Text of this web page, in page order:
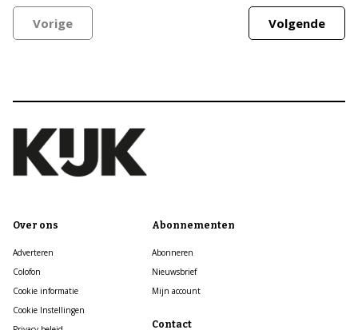
Vorige Volgende
Over ons
Adverteren
Colofon
Cookie informatie
Cookie Instellingen
Abonnementen
Abonneren
Nieuwsbrief
Mijn account
Contact